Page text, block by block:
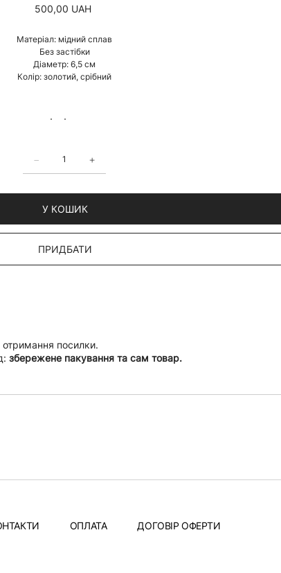
Ціна
500,00 UAH
Матеріал: мідний сплав
Без застібки
Діаметр: 6,5 см
Колір: золотий, срібний
У КОШИК
ПРИДБАТИ
отримання посилки.
збережене пакування та сам товар.
ОПЛАТА ДОГОВІР ОФЕРТИ